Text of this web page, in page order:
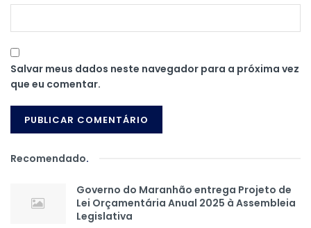
Salvar meus dados neste navegador para a próxima vez
que eu comentar.
Recomendado.
Governo do Maranhão entrega Projeto de
Lei Orçamentária Anual 2025 à Assembleia
Legislativa